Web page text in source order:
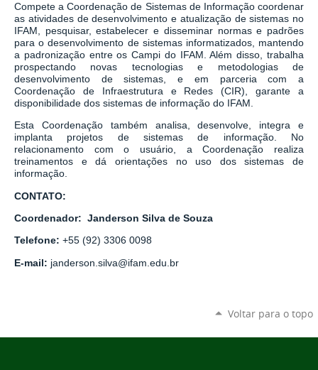
Compete a Coordenação de Sistemas de Informação coordenar
as atividades de desenvolvimento e atualização de sistemas no
IFAM, pesquisar, estabelecer e disseminar normas e padrões
para o desenvolvimento de sistemas informatizados, mantendo
a padronização entre os Campi do IFAM. Além disso, trabalha
prospectando novas tecnologias e metodologias de
desenvolvimento de sistemas, e em parceria com a
Coordenação de Infraestrutura e Redes (CIR), garante a
disponibilidade dos sistemas de informação do IFAM.
Esta Coordenação também analisa, desenvolve, integra e
implanta projetos de sistemas de informação. No
relacionamento com o usuário, a Coordenação realiza
treinamentos e dá orientações no uso dos sistemas de
informação.
CONTATO:
Coordenador: Janderson Silva de Souza
Telefone: +55 (92) 3306 0098
E-mail: janderson.silva@ifam.edu.br
Voltar para o topo